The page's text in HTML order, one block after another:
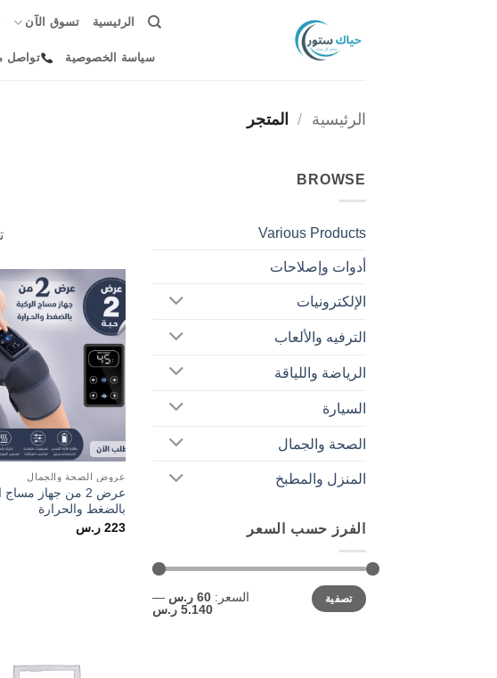
الرئيسية تسوق الآن
سياسة الخصوصية تواصل
الرئيسية / المتجر
BROWSE
Various Products
أدوات وإصلاحات
الإلكترونيات
الترفيه والألعاب
الرياضة واللياقة
السيارة
الصحة والجمال
المنزل والمطبخ
الفرز حسب السعر
أدنى
سعر
أعلى
سعرتصفية السعر: 60 ر.س
—
5.140 ر.س
عروض الصحة والجمال
عرض 2 من جهاز مساج
بالضغط والحرارة
223 ر.س